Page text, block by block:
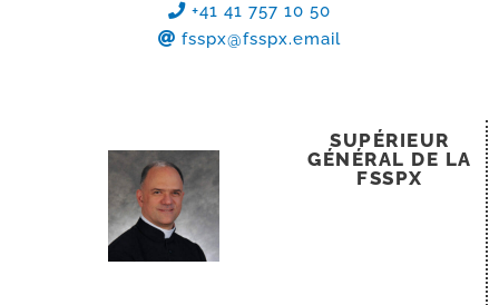
+41 41 757 10 50
fsspx@fsspx.email
SUPÉRIEUR
GÉNÉRAL DE LA
FSSPX